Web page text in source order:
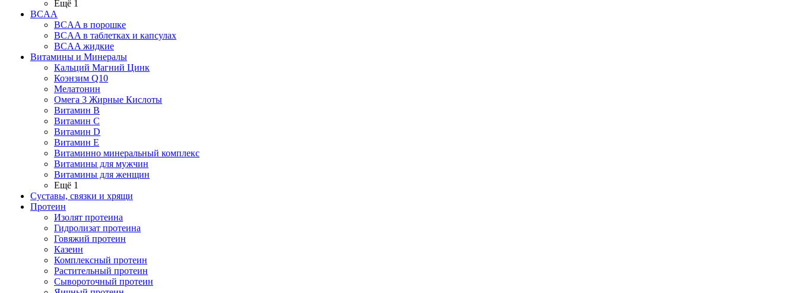
Ещё 1
BCAA
BCAA в порошке
BCAA в таблетках и капсулах
BCAA жидкие
Витамины и Минералы
Кальций Магний Цинк
Коэнзим Q10
Мелатонин
Омега 3 Жирные Кислоты
Витамин B
Витамин C
Витамин D
Витамин E
Витаминно минеральный комплекс
Витамины для мужчин
Витамины для женщин
Ещё 1
Суставы, связки и хрящи
Протеин
Изолят протеина
Гидролизат протеина
Говяжий протеин
Казеин
Комплексный протеин
Растительный протеин
Сывороточный протеин